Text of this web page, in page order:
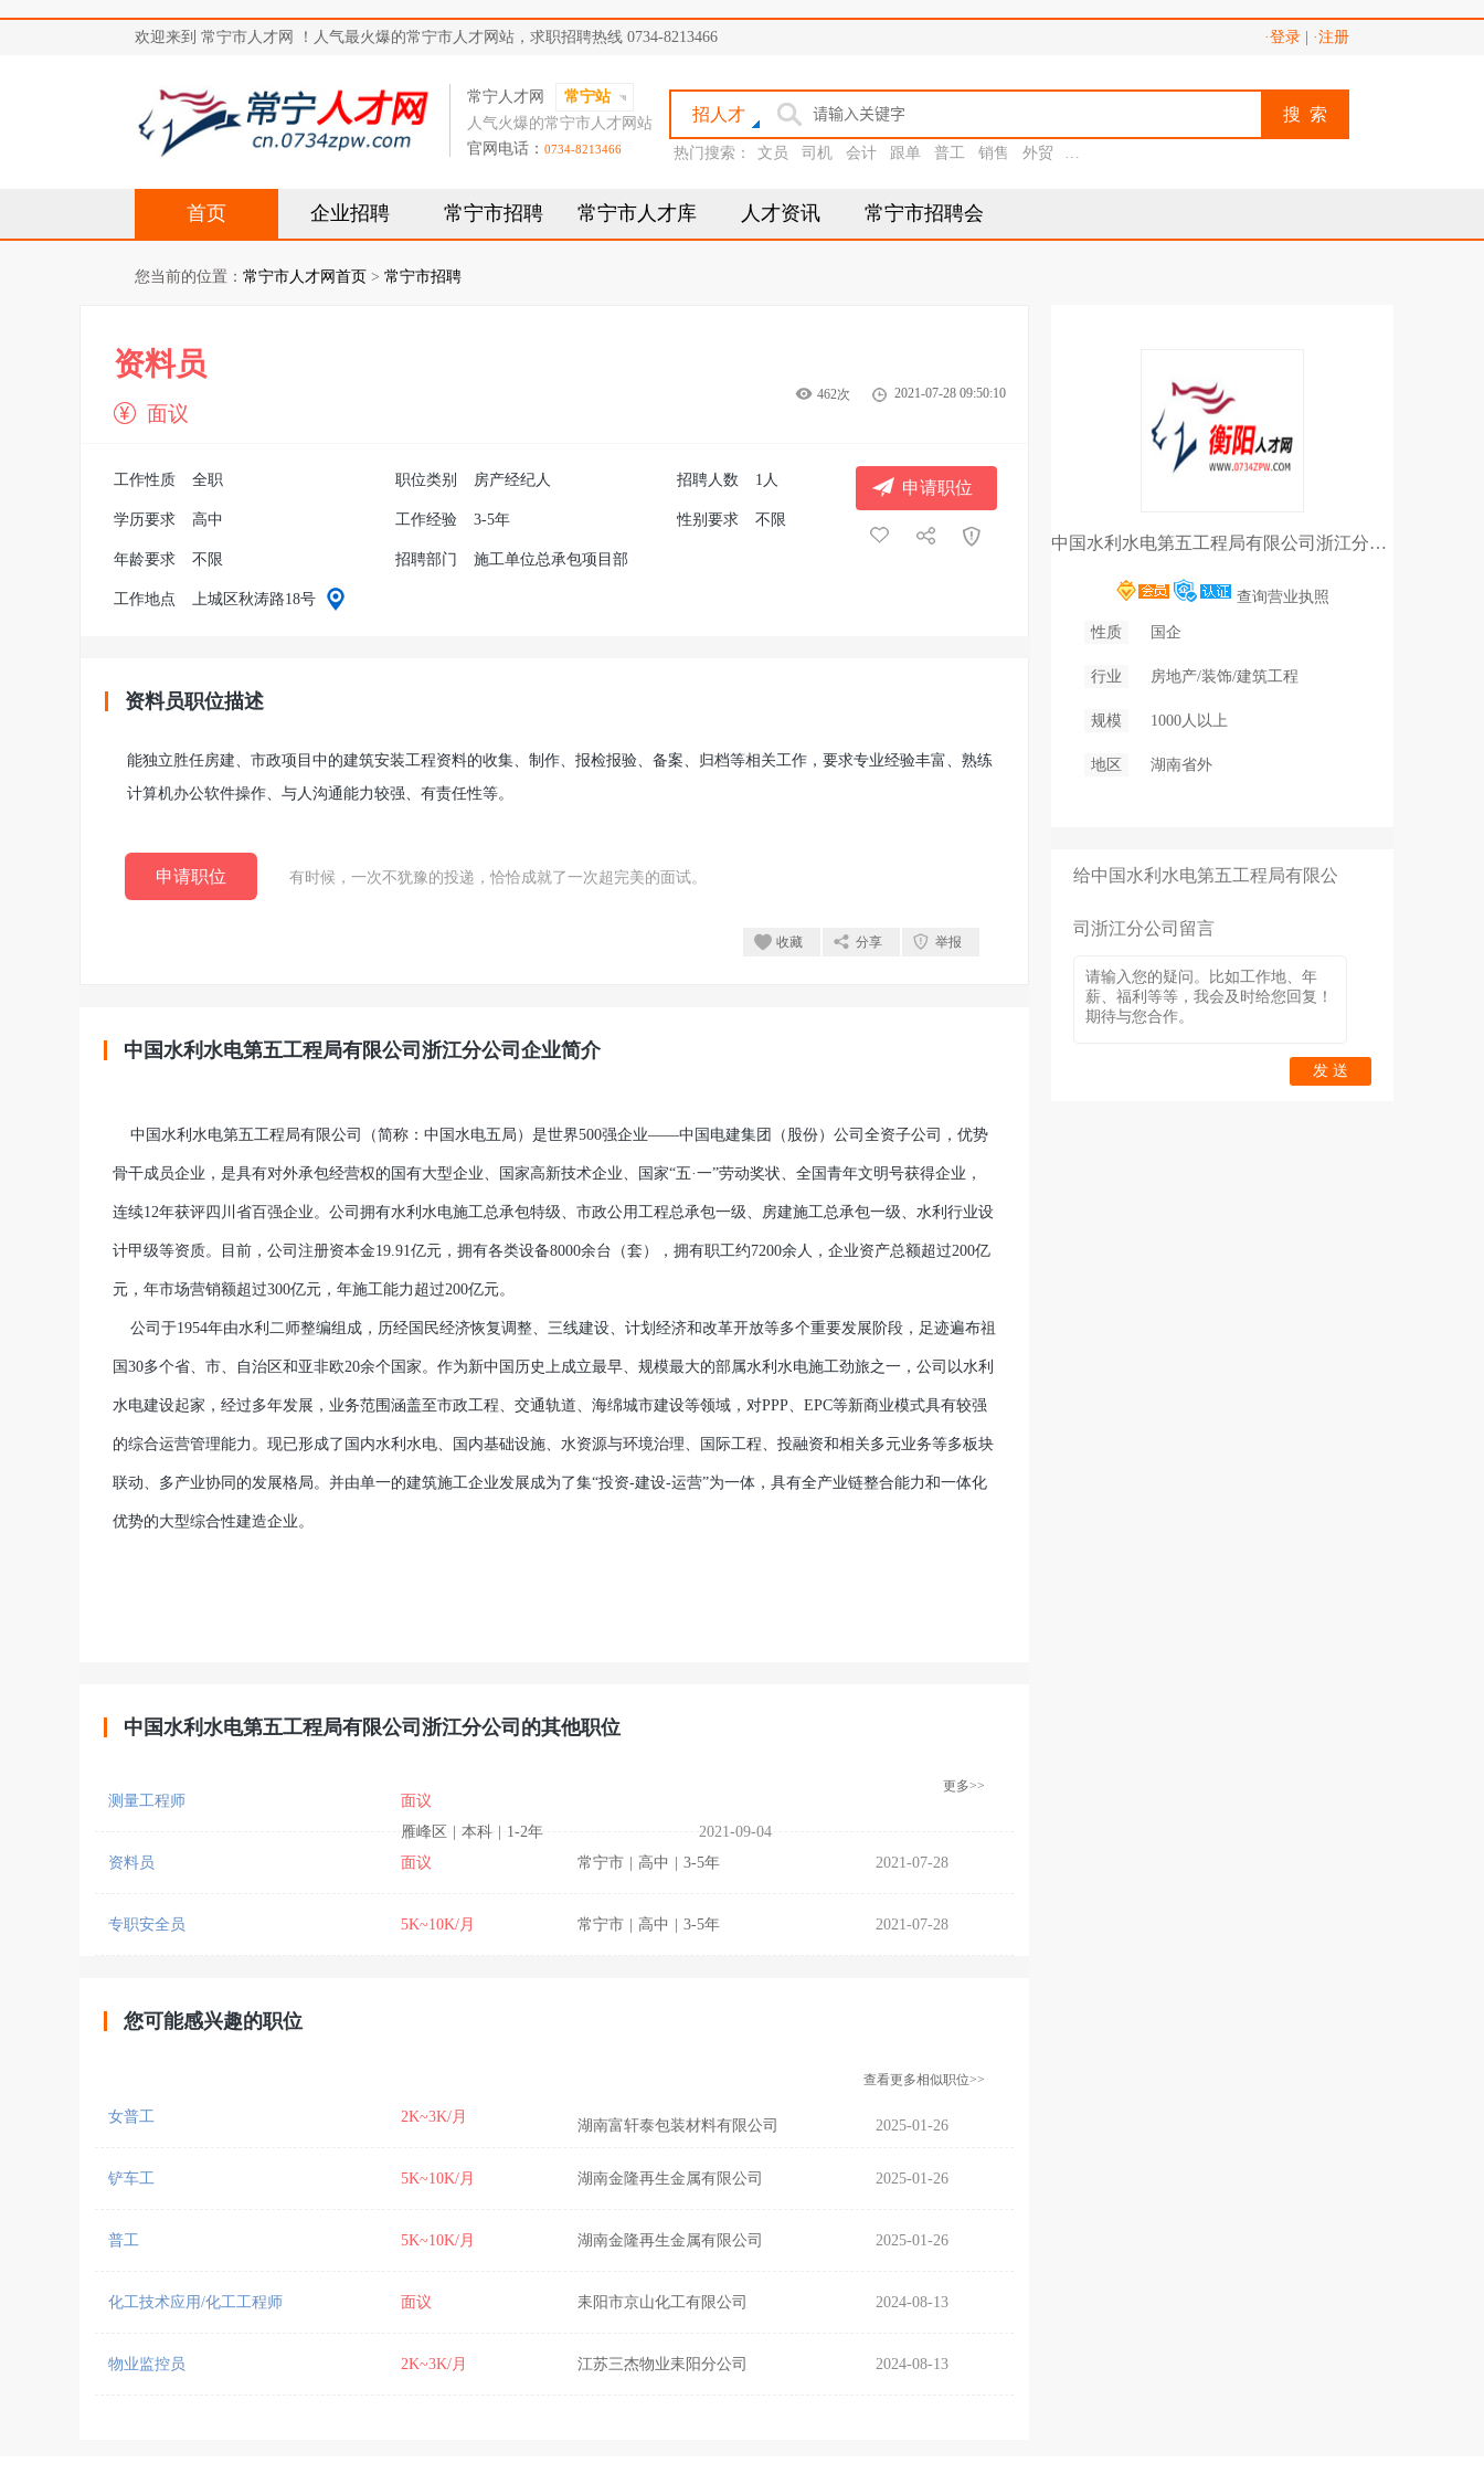
欢迎来到 常宁市人才网 ！人气最火爆的常宁市人才网站，求职招聘热线 0734-8213466 ·登录 ·注册
常宁人才网
常宁站
人气火爆的常宁市人才网站
官网电话： 0734-8213466
招人才 搜 索
热门搜索： 文员 司机 会计 跟单 普工 销售 外贸 助理
首页 企业招聘 常宁市招聘 常宁市人才库 人才资讯 常宁市招聘会
您当前的位置： 常宁市人才网首页 > 常宁市招聘
2021-07-28 09:50:10
462次
资料员
面议
申请职位
工作性质 全职 职位类别 房产经纪人 招聘人数 1人
学历要求 高中 工作经验 3-5年 性别要求 不限
年龄要求 不限 招聘部门 施工单位总承包项目部
工作地点 上城区秋涛路18号
资料员职位描述
能独立胜任房建、市政项目中的建筑安装工程资料的收集、制作、报检报验、备案、归档等相关工作，要求专业经验丰富、熟练
计算机办公软件操作、与人沟通能力较强、有责任性等。
申请职位 有时候，一次不犹豫的投递，恰恰成就了一次超完美的面试。
收藏 分享 举报
中国水利水电第五工程局有限公司浙江分公司企业简介
中国水利水电第五工程局有限公司（简称：中国水电五局）是世界500强企业——中国电建集团（股份）公司全资子公司，优势
骨干成员企业，是具有对外承包经营权的国有大型企业、国家高新技术企业、国家“五·一”劳动奖状、全国青年文明号获得企业，
连续12年获评四川省百强企业。公司拥有水利水电施工总承包特级、市政公用工程总承包一级、房建施工总承包一级、水利行业设
计甲级等资质。目前，公司注册资本金19.91亿元，拥有各类设备8000余台（套），拥有职工约7200余人，企业资产总额超过200亿
元，年市场营销额超过300亿元，年施工能力超过200亿元。
公司于1954年由水利二师整编组成，历经国民经济恢复调整、三线建设、计划经济和改革开放等多个重要发展阶段，足迹遍布祖
国30多个省、市、自治区和亚非欧20余个国家。作为新中国历史上成立最早、规模最大的部属水利水电施工劲旅之一，公司以水利
水电建设起家，经过多年发展，业务范围涵盖至市政工程、交通轨道、海绵城市建设等领域，对PPP、EPC等新商业模式具有较强
的综合运营管理能力。现已形成了国内水利水电、国内基础设施、水资源与环境治理、国际工程、投融资和相关多元业务等多板块
联动、多产业协同的发展格局。并由单一的建筑施工企业发展成为了集“投资-建设-运营”为一体，具有全产业链整合能力和一体化
优势的大型综合性建造企业。
中国水利水电第五工程局有限公司浙江分公司的其他职位
更多>>
测量工程师
面议
雁峰区
本科 1-2年
2021-09-04
资料员
面议 常宁市 高中 3-5年 2021-07-28
专职安全员 5K~10K/月 常宁市 高中 3-5年 2021-07-28
您可能感兴趣的职位
查看更多相似职位>>
女普工 2K~3K/月
湖南富轩泰包装材料有限公司 2025-01-26
铲车工 5K~10K/月 湖南金隆再生金属有限公司 2025-01-26
普工 5K~10K/月 湖南金隆再生金属有限公司 2025-01-26
化工技术应用/化工工程师 面议 耒阳市京山化工有限公司 2024-08-13
物业监控员 2K~3K/月 江苏三杰物业耒阳分公司 2024-08-13
中国水利水电第五工程局有限公司浙江分公司
查询营业执照
性质 国企
行业 房地产/装饰/建筑工程
规模 1000人以上
地区 湖南省外
给中国水利水电第五工程局有限公
司浙江分公司留言
发 送